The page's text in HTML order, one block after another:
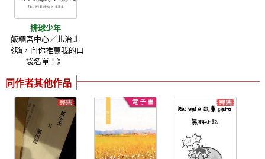
排球少年
飯糰宮中心／北治北
《嗨，向你推薦我的口
袋名單！》
同作者其他作品